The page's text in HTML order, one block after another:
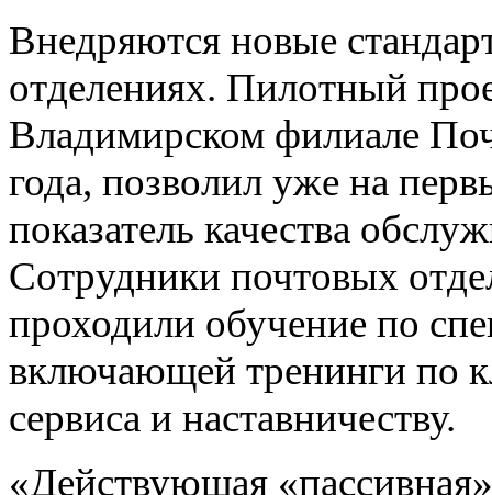
Внедряются новые
отделениях. Пилотный
Владимирском филиале
года, позволил уже на
показатель качества
Сотрудники почтовых
проходили обучение по
включающей тренинги по
сервиса и наставничеству.
«Действующая